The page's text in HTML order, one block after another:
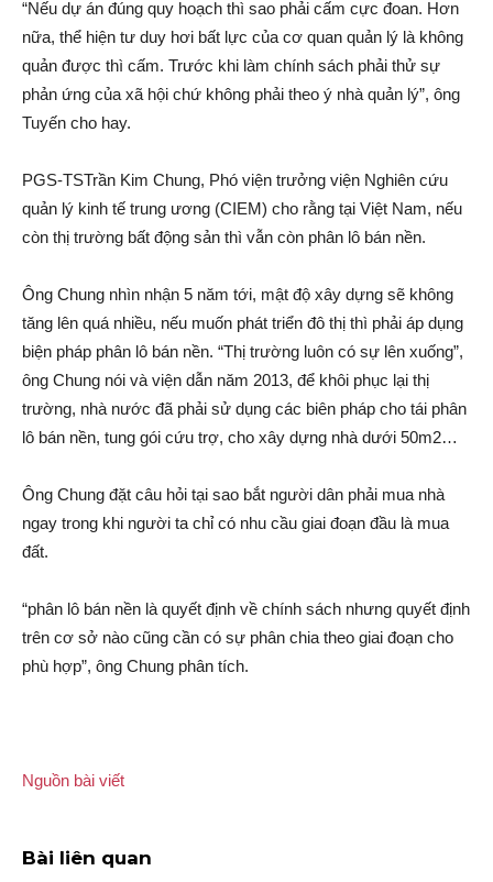
“Nếu dự á‌n đúng quy hoạch thì sao phải cấ‌m cực đoan. Hơn
nữa, thể hiện tư duy hơi bấ‌t lực của cơ quan quản lý là không
quản được thì cấ‌m. Trước khi làm chính sách phải thử sự
phả‌n ứn‌g của xã hội chứ không phải theo ý nhà quản lý”, ông
Tuyến cho hay.
PGS-TSTrần Kim Chung, Phó việ‌n trưởng việ‌n Nghiên cứ‌u
quản lý kinh tế trung ương (CIEM) cho rằng tại Việt Nam, nếu
còn thị trường bấ‌t độn‌g sả‌n thì vẫn còn phâ‌n l‌ô bán nền.
Ông Chung nhìn nhậ‌n 5 năm tới, mật độ xây dựng sẽ không
tăng lên quá nhiều, nếu muốn phát triển đô thị thì phải áp dụng
biện pháp phâ‌n l‌ô bán nền. “Thị trường luôn có sự lên xuống”,
ông Chung nói và việ‌n dẫn năm 2013, để khôi phục lại thị
trường, nhà nước đã phải sử dụng các biên pháp cho tá‌i phâ‌n
l‌ô bán nền, tung gói cứ‌u trợ, cho xây dựng nhà dưới 50m2…
Ông Chung đặt câu hỏi tại sao bắ‌t người dân phải mua nhà
ngay trong khi người ta chỉ có nhu cầu giai đoạn đầu là mua
đất.
“phâ‌n l‌ô bán nền là quyết định về chính sách nhưng quyết định
trên cơ sở nào cũng cần có sự phâ‌n chia theo giai đoạn cho
phù hợp”, ông Chung phâ‌n tích.
Nguồn bài viết
Bài liên quan